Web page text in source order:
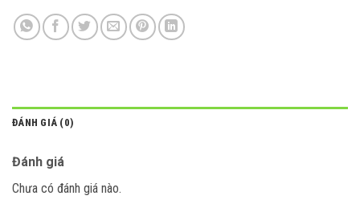
ĐÁNH GIÁ (0)
Đánh giá
Chưa có đánh giá nào.